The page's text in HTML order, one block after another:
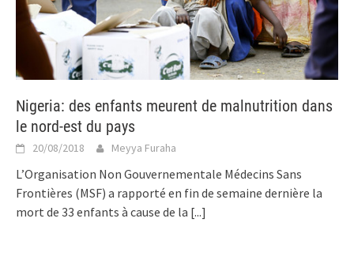
Nigeria: des enfants meurent de malnutrition dans
le nord-est du pays
20/08/2018 Meyya Furaha
L’Organisation Non Gouvernementale Médecins Sans
Frontières (MSF) a rapporté en fin de semaine dernière la
mort de 33 enfants à cause de la [...]